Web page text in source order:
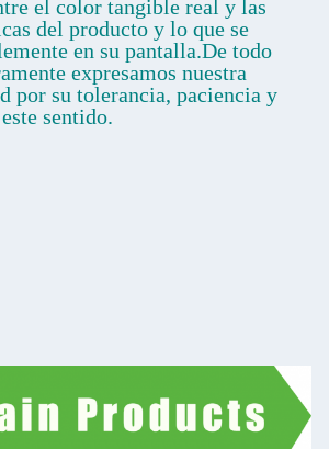
el color tangible real y las
del producto y lo que se
en su pantalla.De todo
expresamos nuestra
por su tolerancia, paciencia y
sentido.